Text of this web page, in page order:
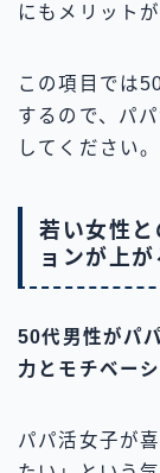
にもメリットが
この項目では
するので、パ
してください。
若い女性
ョンが上が
50代男性がパ
力とモチベー
パパ活女子が